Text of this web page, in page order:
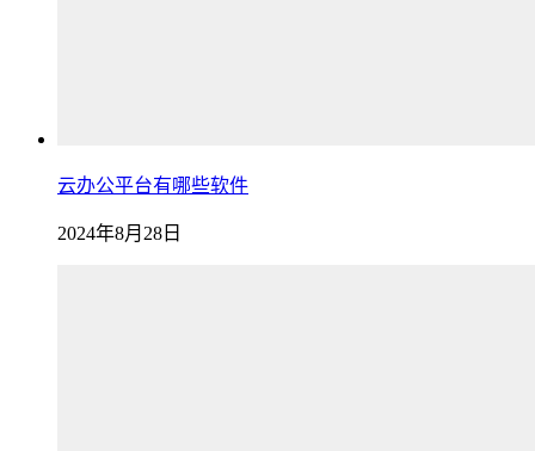
云办公平台有哪些软件
2024年8月28日